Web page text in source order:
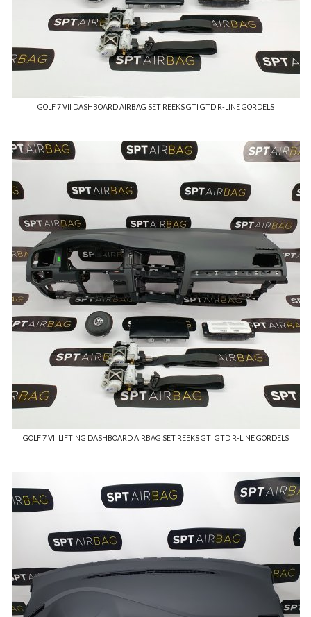
GOLF 7 VII DASHBOARD AIRBAG SET REEKS GTI GTD R-LINE GORDELS
GOLF 7 VII LIFTING DASHBOARD AIRBAG SET REEKS GTI GTD R-LINE GORDELS